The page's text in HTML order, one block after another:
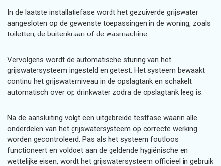
In de laatste installatiefase wordt het gezuiverde grijswater
aangesloten op de gewenste toepassingen in de woning, zoals
toiletten, de buitenkraan of de wasmachine.
Vervolgens wordt de automatische sturing van het
grijswatersysteem ingesteld en getest. Het systeem bewaakt
continu het grijswaterniveau in de opslagtank en schakelt
automatisch over op drinkwater zodra de opslagtank leeg is.
Na de aansluiting volgt een uitgebreide testfase waarin alle
onderdelen van het grijswatersysteem op correcte werking
worden gecontroleerd. Pas als het systeem foutloos
functioneert en voldoet aan de geldende hygiënische en
wettelijke eisen, wordt het grijswatersysteem officieel in gebruik